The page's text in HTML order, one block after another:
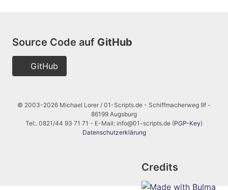
Source Code auf GitHub
GitHub
© 2003-2026 Michael Lorer / 01-Scripts.de - Schiffmacherweg 9f -
86199 Augsburg
Tel:. 0821/44 93 71 71 - E-Mail: info@01-scripts.de (PGP-Key)
Datenschutzerklärung
Credits